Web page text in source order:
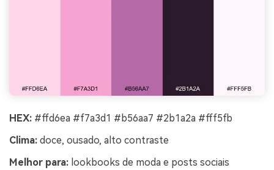
HEX: #ffd6ea #f7a3d1 #b56aa7 #2b1a2a #fff5fb
Clima: doce, ousado, alto contraste
Melhor para: lookbooks de moda e posts sociais